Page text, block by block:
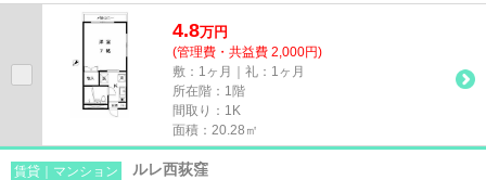
込み済みのお客様、初期費用...
4.8万円
(管理費・共益費 2,000円)
敷：1ヶ月｜礼：1ヶ月
所在階：1階
間取り：1K
面積：20.28㎡
賃貸｜マンション ルレ西荻窪